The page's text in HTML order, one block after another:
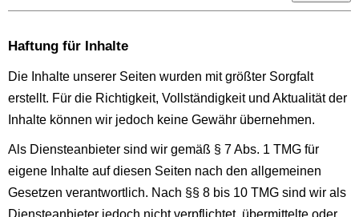
Haftung für Inhalte
Die Inhalte unserer Seiten wurden mit größter Sorgfalt
erstellt. Für die Richtigkeit, Vollständigkeit und Aktualität der
Inhalte können wir jedoch keine Gewähr übernehmen.
Als Diensteanbieter sind wir gemäß § 7 Abs. 1 TMG für
eigene Inhalte auf diesen Seiten nach den allgemeinen
Gesetzen verantwortlich. Nach §§ 8 bis 10 TMG sind wir als
Diensteanbieter jedoch nicht verpflichtet, übermittelte oder